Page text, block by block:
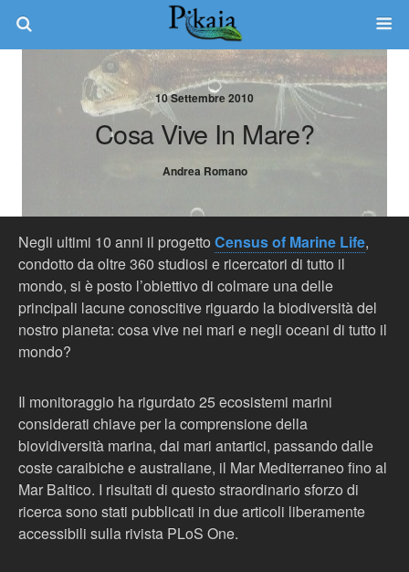
10 Settembre 2010
Cosa Vive In Mare?
Andrea Romano
Negli ultimi 10 anni il progetto Census of Marine Life,
condotto da oltre 360 studiosi e ricercatori di tutto il
mondo, si è posto l’obiettivo di colmare una delle
principali lacune conoscitive riguardo la biodiversità del
nostro pianeta: cosa vive nei mari e negli oceani di tutto il
mondo?
Il monitoraggio ha rigurdato 25 ecosistemi marini
considerati chiave per la comprensione della
biovidiversità marina, dai mari antartici, passando dalle
coste caraibiche e australiane, il Mar Mediterraneo fino al
Mar Baltico. I risultati di questo straordinario sforzo di
ricerca sono stati pubblicati in due articoli liberamente
accessibili sulla rivista PLoS One.